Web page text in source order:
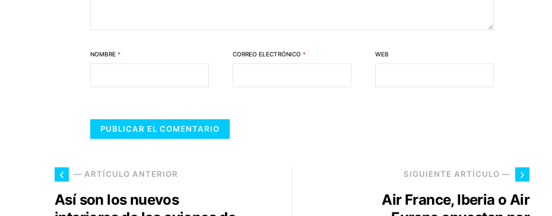
NOMBRE * CORREO ELECTRÓNICO * WEB
— ARTÍCULO ANTERIOR
Así son los nuevos
SIGUIENTE ARTÍCULO —
Air France, Iberia o Air